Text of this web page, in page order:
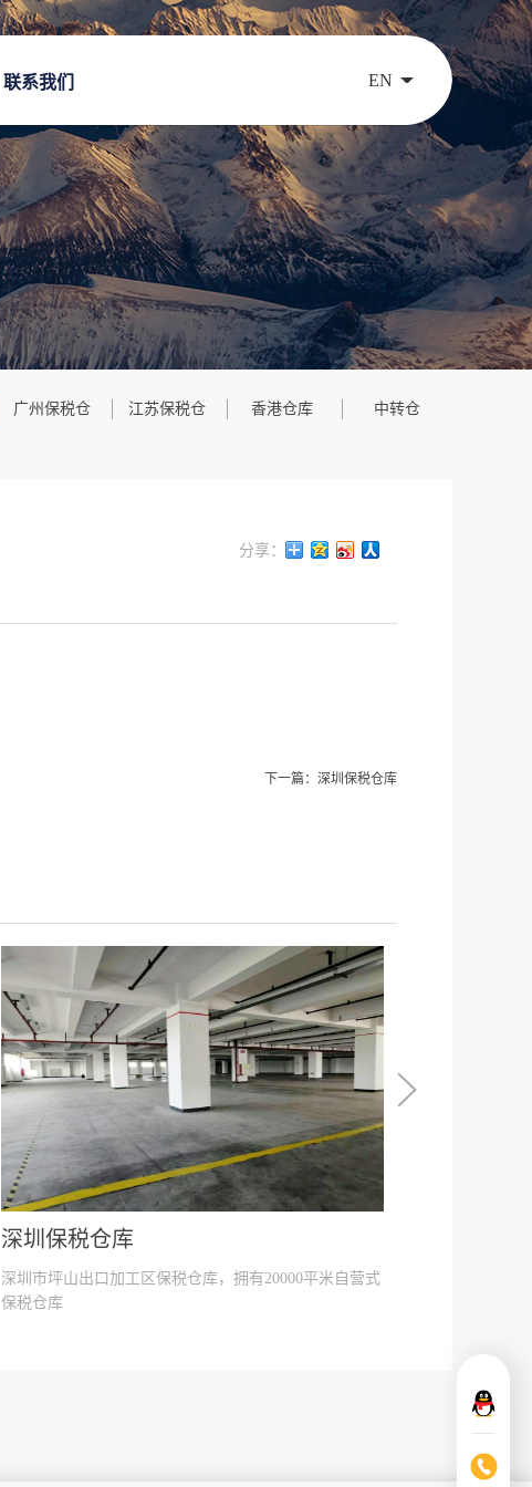
联系我们 EN
广州保税仓 江苏保税仓 香港仓库 中转仓
下一篇： 深圳保税仓库
深圳保税仓库
深圳市坪山出口加工区保税仓库，拥有20000平米自营式
保税仓库
圳，广州，上海
东区一体化一站